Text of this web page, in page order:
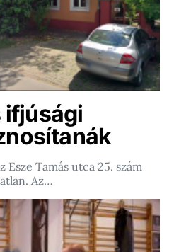
ifjúsági
Esze Tamás utca 25. szám
Az…